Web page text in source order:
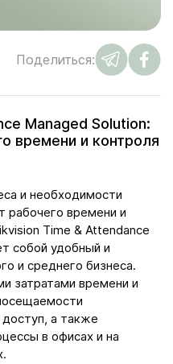
Поделиться:
Managed Solution:
времени и контроля
и необходимости
рабочего времени и
Time & Attendance
собой удобный и
и среднего бизнеса.
затратами времени и
доступ, а также
в офисах и на